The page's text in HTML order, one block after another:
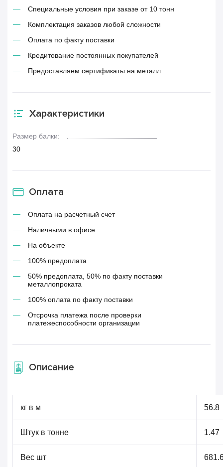
Специальные условия при заказе от 10 тонн
Комплектация заказов любой сложности
Оплата по факту поставки
Кредитование постоянных покупателей
Предоставляем сертификаты на металл
Характеристики
Размер балки:
30
Оплата
Оплата на расчетный счет
Наличными в офисе
На объекте
100% предоплата
50% предоплата, 50% по факту поставки
металлопроката
100% оплата по факту поставки
Отсрочка платежа после проверки
платежеспособности организации
Описание
кг в м 56.8
Штук в тонне 1.47
Вес шт